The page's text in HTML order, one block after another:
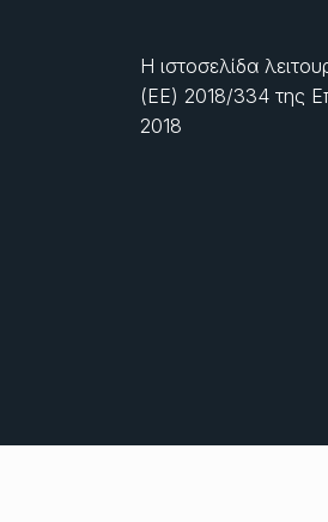
Η ιστοσελίδα
(ΕΕ) 2018/334 της
2018